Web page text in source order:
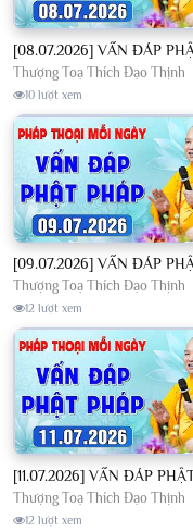
Thượng Toạ Thích Đạo Thịnh
10 lượt xem
Thượng Toạ Thích Đạo Thịnh
12 lượt xem
Thượng Toạ Thích Đạo Thịnh
12 lượt xem